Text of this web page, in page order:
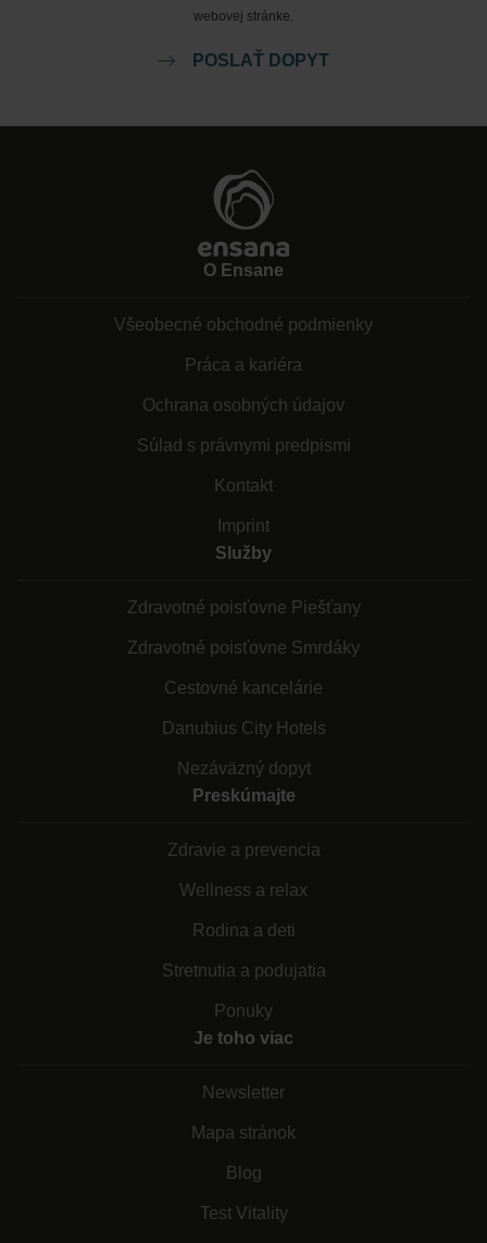
webovej stránke.
POSLAŤ DOPYT
O Ensane
Všeobecné obchodné podmienky
Práca a kariéra
Ochrana osobných údajov
Súlad s právnymi predpismi
Kontakt
Imprint
Služby
Zdravotné poisťovne Piešťany
Zdravotné poisťovne Smrdáky
Cestovné kancelárie
Danubius City Hotels
Nezáväzný dopyt
Preskúmajte
Zdravie a prevencia
Wellness a relax
Rodina a deti
Stretnutia a podujatia
Ponuky
Je toho viac
Newsletter
Mapa stránok
Blog
Test Vitality